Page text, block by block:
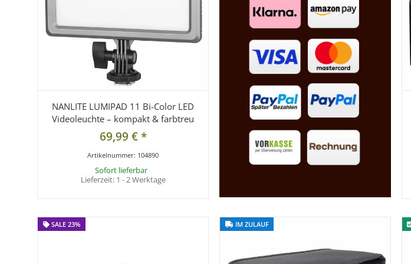
NANLITE LUMIPAD 11 Bi-Color LED
Videoleuchte – kompakt & farbtreu
69,99 €*
Artikelnummer: 104890
Sofort lieferbar
Lieferzeit: 1 - 2 Werktage
SALE 23%
SALE 23% IM ZULAUF
IM ZULAUF